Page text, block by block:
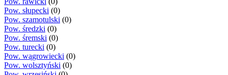
Pow. słupecki (0)
Pow. szamotulski (0)
Pow. średzki (0)
Pow. śremski (0)
Pow. turecki (0)
Pow. wągrowiecki (0)
Pow. wolsztyński (0)